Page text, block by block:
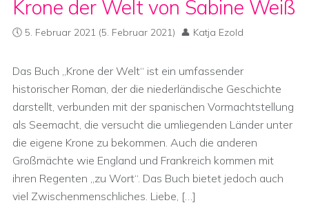
Krone der Welt von Sabine Weiß
5. Februar 2021 (5. Februar 2021) Katja Ezold
Das Buch „Krone der Welt“ ist ein umfassender
historischer Roman, der die niederländische Geschichte
darstellt, verbunden mit der spanischen Vormachtstellung
als Seemacht, die versucht die umliegenden Länder unter
die eigene Krone zu bekommen. Auch die anderen
Großmächte wie England und Frankreich kommen mit
ihren Regenten „zu Wort“. Das Buch bietet jedoch auch
viel Zwischenmenschliches. Liebe, […]